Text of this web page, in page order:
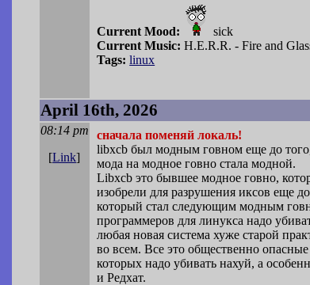
Current Mood:
sick
Current Music: H.E.R.R. - Fire and
Tags: linux
April 16th, 2026
08:14 pm
[Link]
сначала поменяй локаль!
libxcb был модным говном еще до
мода на модное говно стала модной.
Libxcb это бывшее модное говно,
изобрели для разрушения иксов еще
который стал следующим модным
программеров для линукса надо
любая новая система хуже старой
во всем. Все это общественно
которых надо убивать нахуй, а
и Редхат.